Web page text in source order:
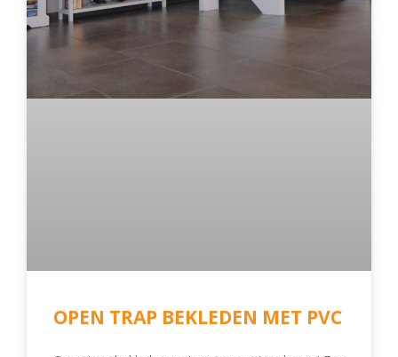
OPEN TRAP BEKLEDEN MET PVC